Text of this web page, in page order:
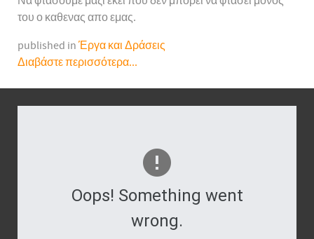
του ο καθενας απο εμας.
published in Έργα και Δράσεις
Διαβάστε περισσότερα...
Oops! Something went
wrong.